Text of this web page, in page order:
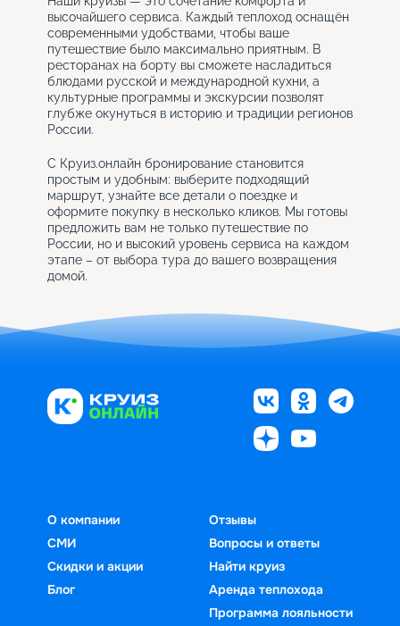
высочайшего сервиса. Каждый теплоход оснащён
современными удобствами, чтобы ваше
путешествие было максимально приятным. В
ресторанах на борту вы сможете насладиться
блюдами русской и международной кухни, а
культурные программы и экскурсии позволят
глубже окунуться в историю и традиции регионов
России.
С Круиз.онлайн бронирование становится
простым и удобным: выберите подходящий
маршрут, узнайте все детали о поездке и
оформите покупку в несколько кликов. Мы готовы
предложить вам не только путешествие по
России, но и высокий уровень сервиса на каждом
этапе – от выбора тура до вашего возвращения
домой.
О компании
СМИ
Скидки и акции
Блог
Отзывы
Вопросы и ответы
Найти круиз
Аренда теплохода
Программа лояльности